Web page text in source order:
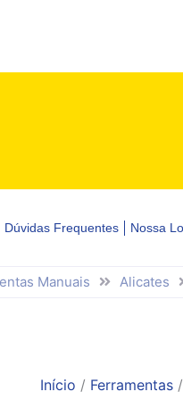
Dúvidas Frequentes Nossa
Manuais Alicates
Início / Ferramentas/